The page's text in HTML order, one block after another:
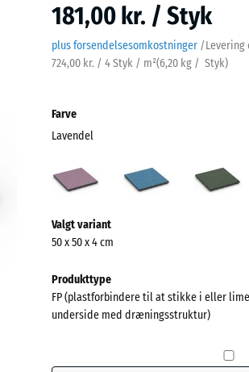
181,00 kr. / Styk
plus forsendelsesomkostninger /Levering
724,00 kr. / 4 Styk / m²(6,20 kg / Styk)
Farve
Lavendel
(active)
information
om
farverne?
Vis
farvepalette
Valgt variant
50 x 50 x 4 cm
Produkttype
FP (plastforbindere til at stikke i eller
underside med dræningsstruktur)